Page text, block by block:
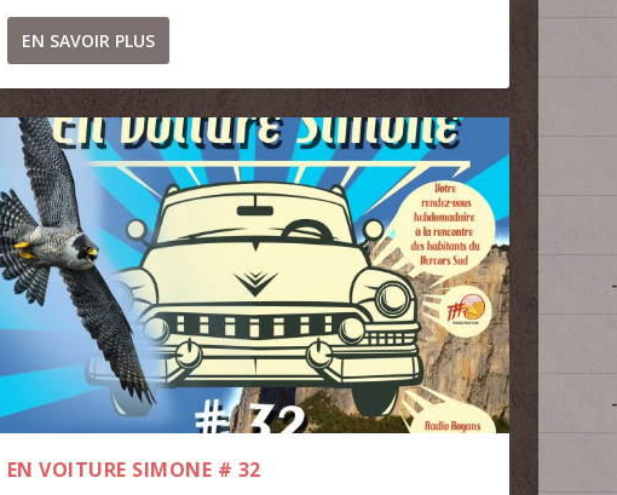
EN SAVOIR PLUS
EN VOITURE SIMONE # 32